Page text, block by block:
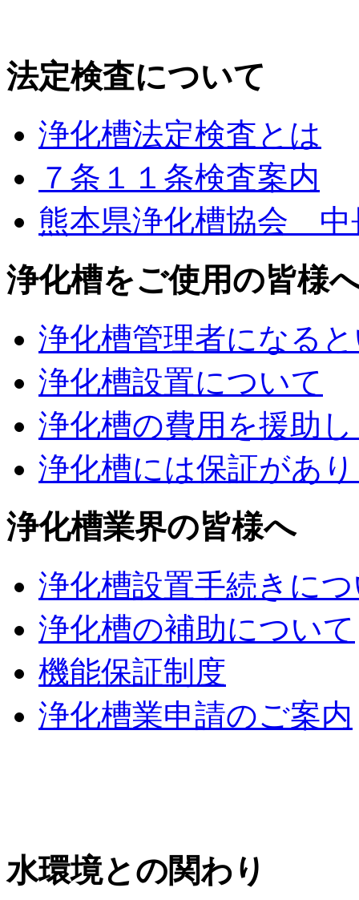
法定検査について
浄化槽法定検査とは
７条１１条検査案内
熊本県浄化槽協会 中
浄化槽をご使用の皆様
浄化槽管理者になる
浄化槽設置について
浄化槽の費用を援助
浄化槽には保証があ
浄化槽業界の皆様へ
浄化槽設置手続きに
浄化槽の補助について
機能保証制度
浄化槽業申請のご案内
水環境との関わり